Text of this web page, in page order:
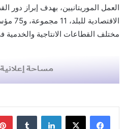
العمل الموريتانيين، بهدف إبراز دور
مختلف القطاعات الانتاجية والخدمية
لينكدإن